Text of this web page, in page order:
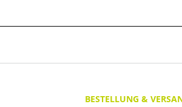
BESTELLUNG &